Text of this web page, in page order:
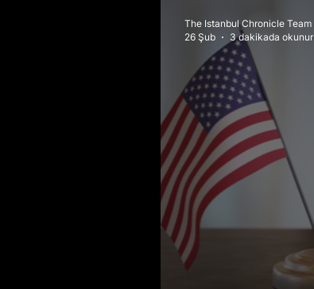
The Istanbul Chronicle Team
26 Şub
3 dakikada okunur